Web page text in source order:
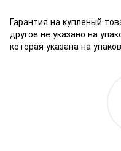
Гарантия на купленый
другое не указано на
которая указана на